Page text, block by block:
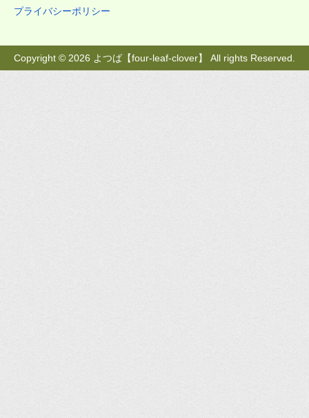
プライバシーポリシー
Copyright © 2026 よつば【four-leaf-clover】 All rights Reserved.